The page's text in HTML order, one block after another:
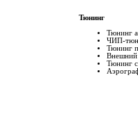
Тюнинг
Тюнинг
ЧИП-
Тюнинг
Тюнинг